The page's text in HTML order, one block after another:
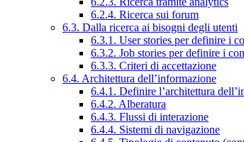
6.2.4. Ricerca sui forum
6.3. Dalla ricerca ai bisogni degli utenti
6.3.1. User stories per definire i
6.3.2. Job stories per definire i
6.3.3. Criteri di accettazione
6.4. Architettura dell’informazione
6.4.1. Definire l’architettura
6.4.2. Alberatura
6.4.3. Flussi di interazione
6.4.4. Sistemi di navigazione